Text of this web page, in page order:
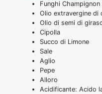
Funghi
Olio extravergine di
Olio di semi di
Cipolla
Succo di Limone
Sale
Aglio
Pepe
Alloro
Acidificante: Acido